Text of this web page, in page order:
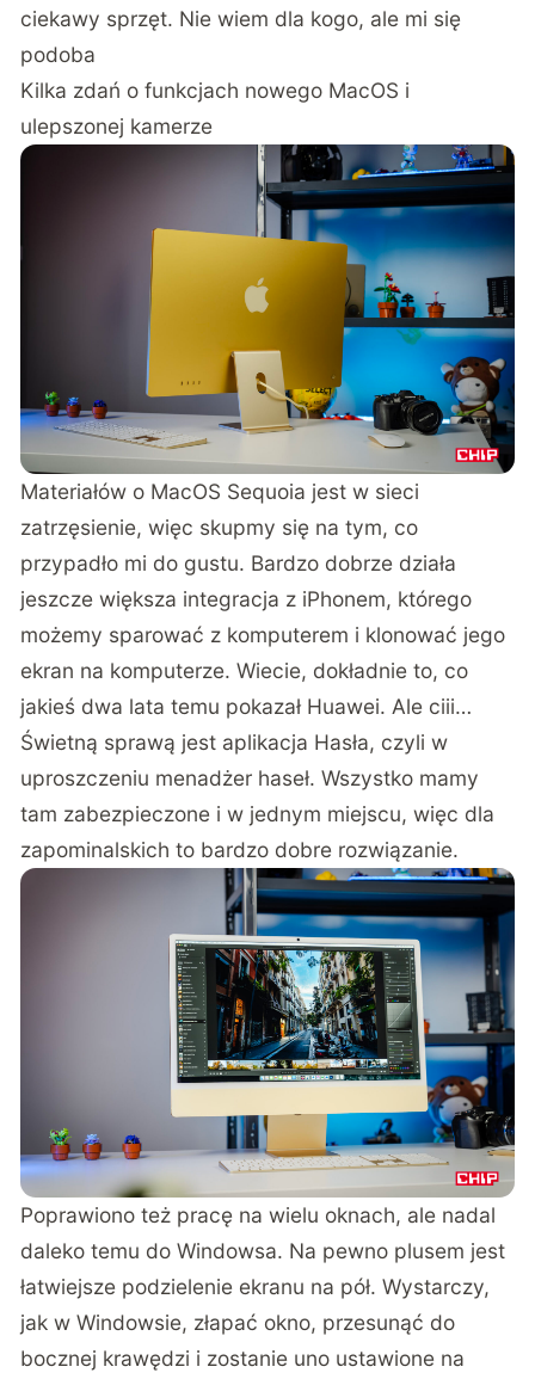
ciekawy sprzęt. Nie wiem dla kogo, ale mi się
podoba
Kilka zdań o funkcjach nowego MacOS i
ulepszonej kamerze
Materiałów o MacOS Sequoia jest w sieci
zatrzęsienie, więc skupmy się na tym, co
przypadło mi do gustu. Bardzo dobrze działa
jeszcze większa integracja z iPhonem, którego
możemy sparować z komputerem i klonować jego
ekran na komputerze. Wiecie, dokładnie to, co
jakieś dwa lata temu pokazał Huawei. Ale ciii…
Świetną sprawą jest aplikacja Hasła, czyli w
uproszczeniu menadżer haseł. Wszystko mamy
tam zabezpieczone i w jednym miejscu, więc dla
zapominalskich to bardzo dobre rozwiązanie.
Poprawiono też pracę na wielu oknach, ale nadal
daleko temu do Windowsa. Na pewno plusem jest
łatwiejsze podzielenie ekranu na pół. Wystarczy,
jak w Windowsie, złapać okno, przesunąć do
bocznej krawędzi i zostanie uno ustawione na